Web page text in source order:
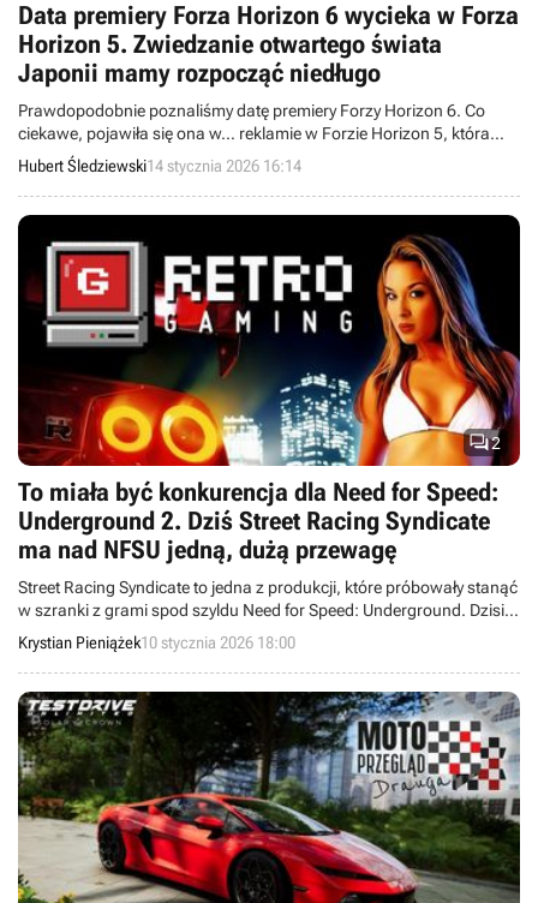
Data premiery Forza Horizon 6 wycieka w Forza
Horizon 5. Zwiedzanie otwartego świata
Japonii mamy rozpocząć niedługo
Prawdopodobnie poznaliśmy datę premiery Forzy Horizon 6. Co
ciekawe, pojawiła się ona w… reklamie w Forzie Horizon 5, która
ujawniła również zawartość Edycji Premium.
Hubert Śledziewski14 stycznia 2026 16:14
2
To miała być konkurencja dla Need for Speed:
Underground 2. Dziś Street Racing Syndicate
ma nad NFSU jedną, dużą przewagę
Street Racing Syndicate to jedna z produkcji, które próbowały stanąć
w szranki z grami spod szyldu Need for Speed: Underground. Dzisiaj
to nieco już zapomniane dzieło można kupić dosłownie za parę
złotych.
Krystian Pieniążek10 stycznia 2026 18:00